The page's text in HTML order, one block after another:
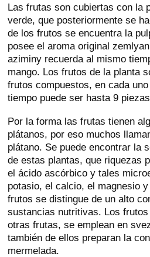
Las frutas son cubiertas con la
verde, que posteriormente se
de los frutos se encuentra la
posee el aroma original
aziminy recuerda al mismo
mango. Los frutos de la planta
frutos compuestos, en cada
tiempo puede ser hasta 9
Por la forma las frutas tienen
plátanos, por eso muchos
plátano. Se puede encontrar la
de estas plantas, que riquezas
el ácido ascórbico y tales
potasio, el calcio, el magnesio
frutos se distingue de un alto
sustancias nutritivas. Los
otras frutas, se emplean en
también de ellos preparan la
mermelada.